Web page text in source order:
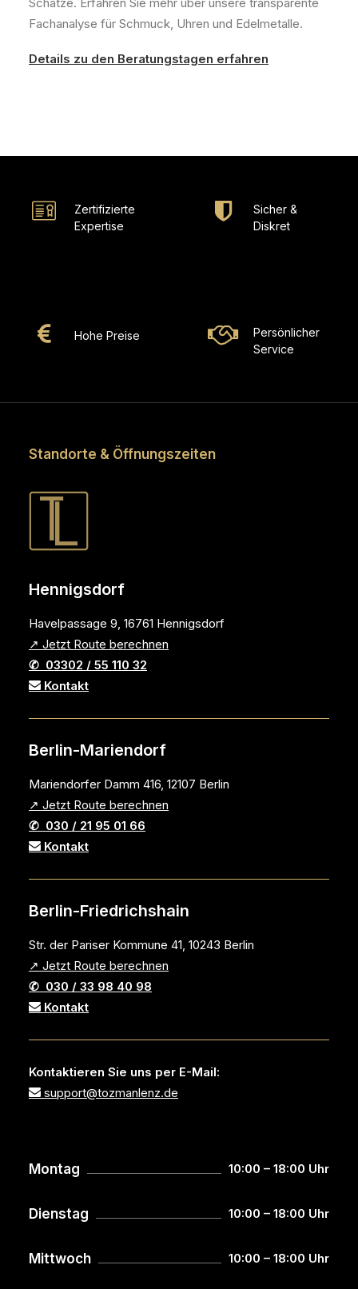
Fachanalyse für Schmuck, Uhren und Edelmetalle.
Details zu den Beratungstagen erfahren
Zertifizierte
Expertise
Sicher &
Diskret
Hohe Preise
Persönlicher
Service
Standorte & Öffnungszeiten
Hennigsdorf
Havelpassage 9, 16761 Hennigsdorf
↗ Jetzt Route berechnen
✆ 03302 / 55 110 32
Kontakt
Berlin-Mariendorf
Mariendorfer Damm 416, 12107 Berlin
↗ Jetzt Route berechnen
✆ 030 / 21 95 01 66
Kontakt
Berlin-Friedrichshain
Str. der Pariser Kommune 41, 10243 Berlin
↗ Jetzt Route berechnen
✆ 030 / 33 98 40 98
Kontakt
Kontaktieren Sie uns per E-Mail:
support@tozmanlenz.de
Montag 10:00 – 18:00 Uhr
Dienstag 10:00 – 18:00 Uhr
Mittwoch 10:00 – 18:00 Uhr